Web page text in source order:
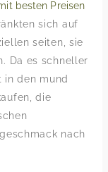
besten Preisen
sich auf
seiten, sie
Da es schneller
den mund
die
nach